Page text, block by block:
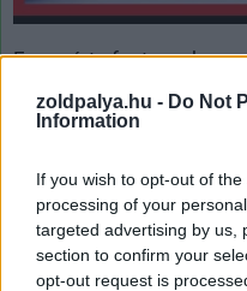
zoldpalya.hu - Do Not
Information
If you wish to opt-out of
processing of your
targeted advertising by us,
section to confirm your
opt-out request is
Ez azért fontos, hogy
általánosan elterjedt
hasonlóvá tehessék
három éven belül
éven belül a lítium-ionos